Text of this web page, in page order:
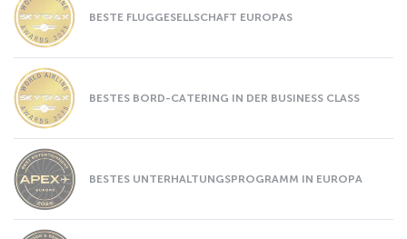
BESTE FLUGGESELLSCHAFT EUROPAS
BESTES BORD-CATERING IN DER BUSINESS CLASS
BESTES UNTERHALTUNGSPROGRAMM IN EUROPA